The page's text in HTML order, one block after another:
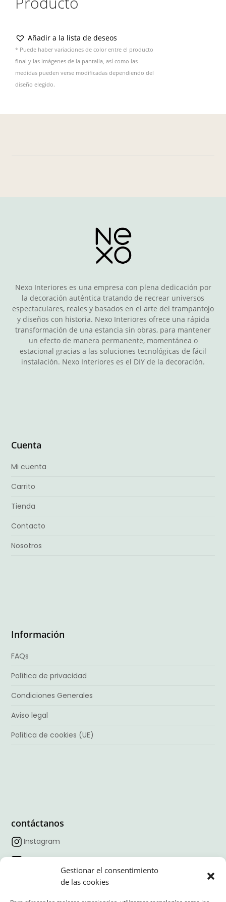
Gestionar el consentimiento
de las cookies
Añadir a la lista de deseos
* Puede haber variaciones de color entre el producto
final y las imágenes de la pantalla, así como las
medidas pueden verse modificadas dependiendo del
diseño elegido.
Nexo Interiores es una empresa con plena dedicación por
la decoración auténtica tratando de recrear universos
espectaculares, reales y basados en el arte del trampantojo
y diseños con historia. Nexo Interiores ofrece una rápida
transformación de una estancia sin obras, para mantener
un efecto de manera permanente, momentánea o
estacional gracias a las soluciones tecnológicas de fácil
instalación. Nexo Interiores es el DIY de la decoración.
Cuenta
Mi cuenta
Carrito
Tienda
Contacto
Nosotros
Información
FAQs
Política de privacidad
Condiciones Generales
Aviso legal
Política de cookies (UE)
contáctanos
Instagram
Facebook
Linkedin